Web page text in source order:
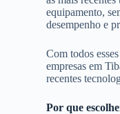
equipamento,
desempenho e
Com todos
empresas em
recentes
Por que